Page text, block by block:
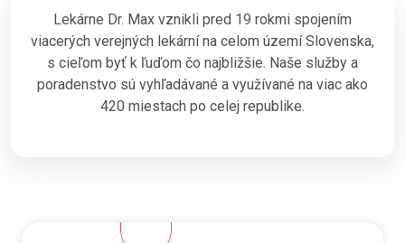
Lekárne Dr. Max vznikli pred 19 rokmi spojením
viacerých verejných lekární na celom území Slovenska,
s cieľom byť k ľuďom čo najbližšie. Naše služby a
poradenstvo sú vyhľadávané a využívané na viac ako
420 miestach po celej republike.